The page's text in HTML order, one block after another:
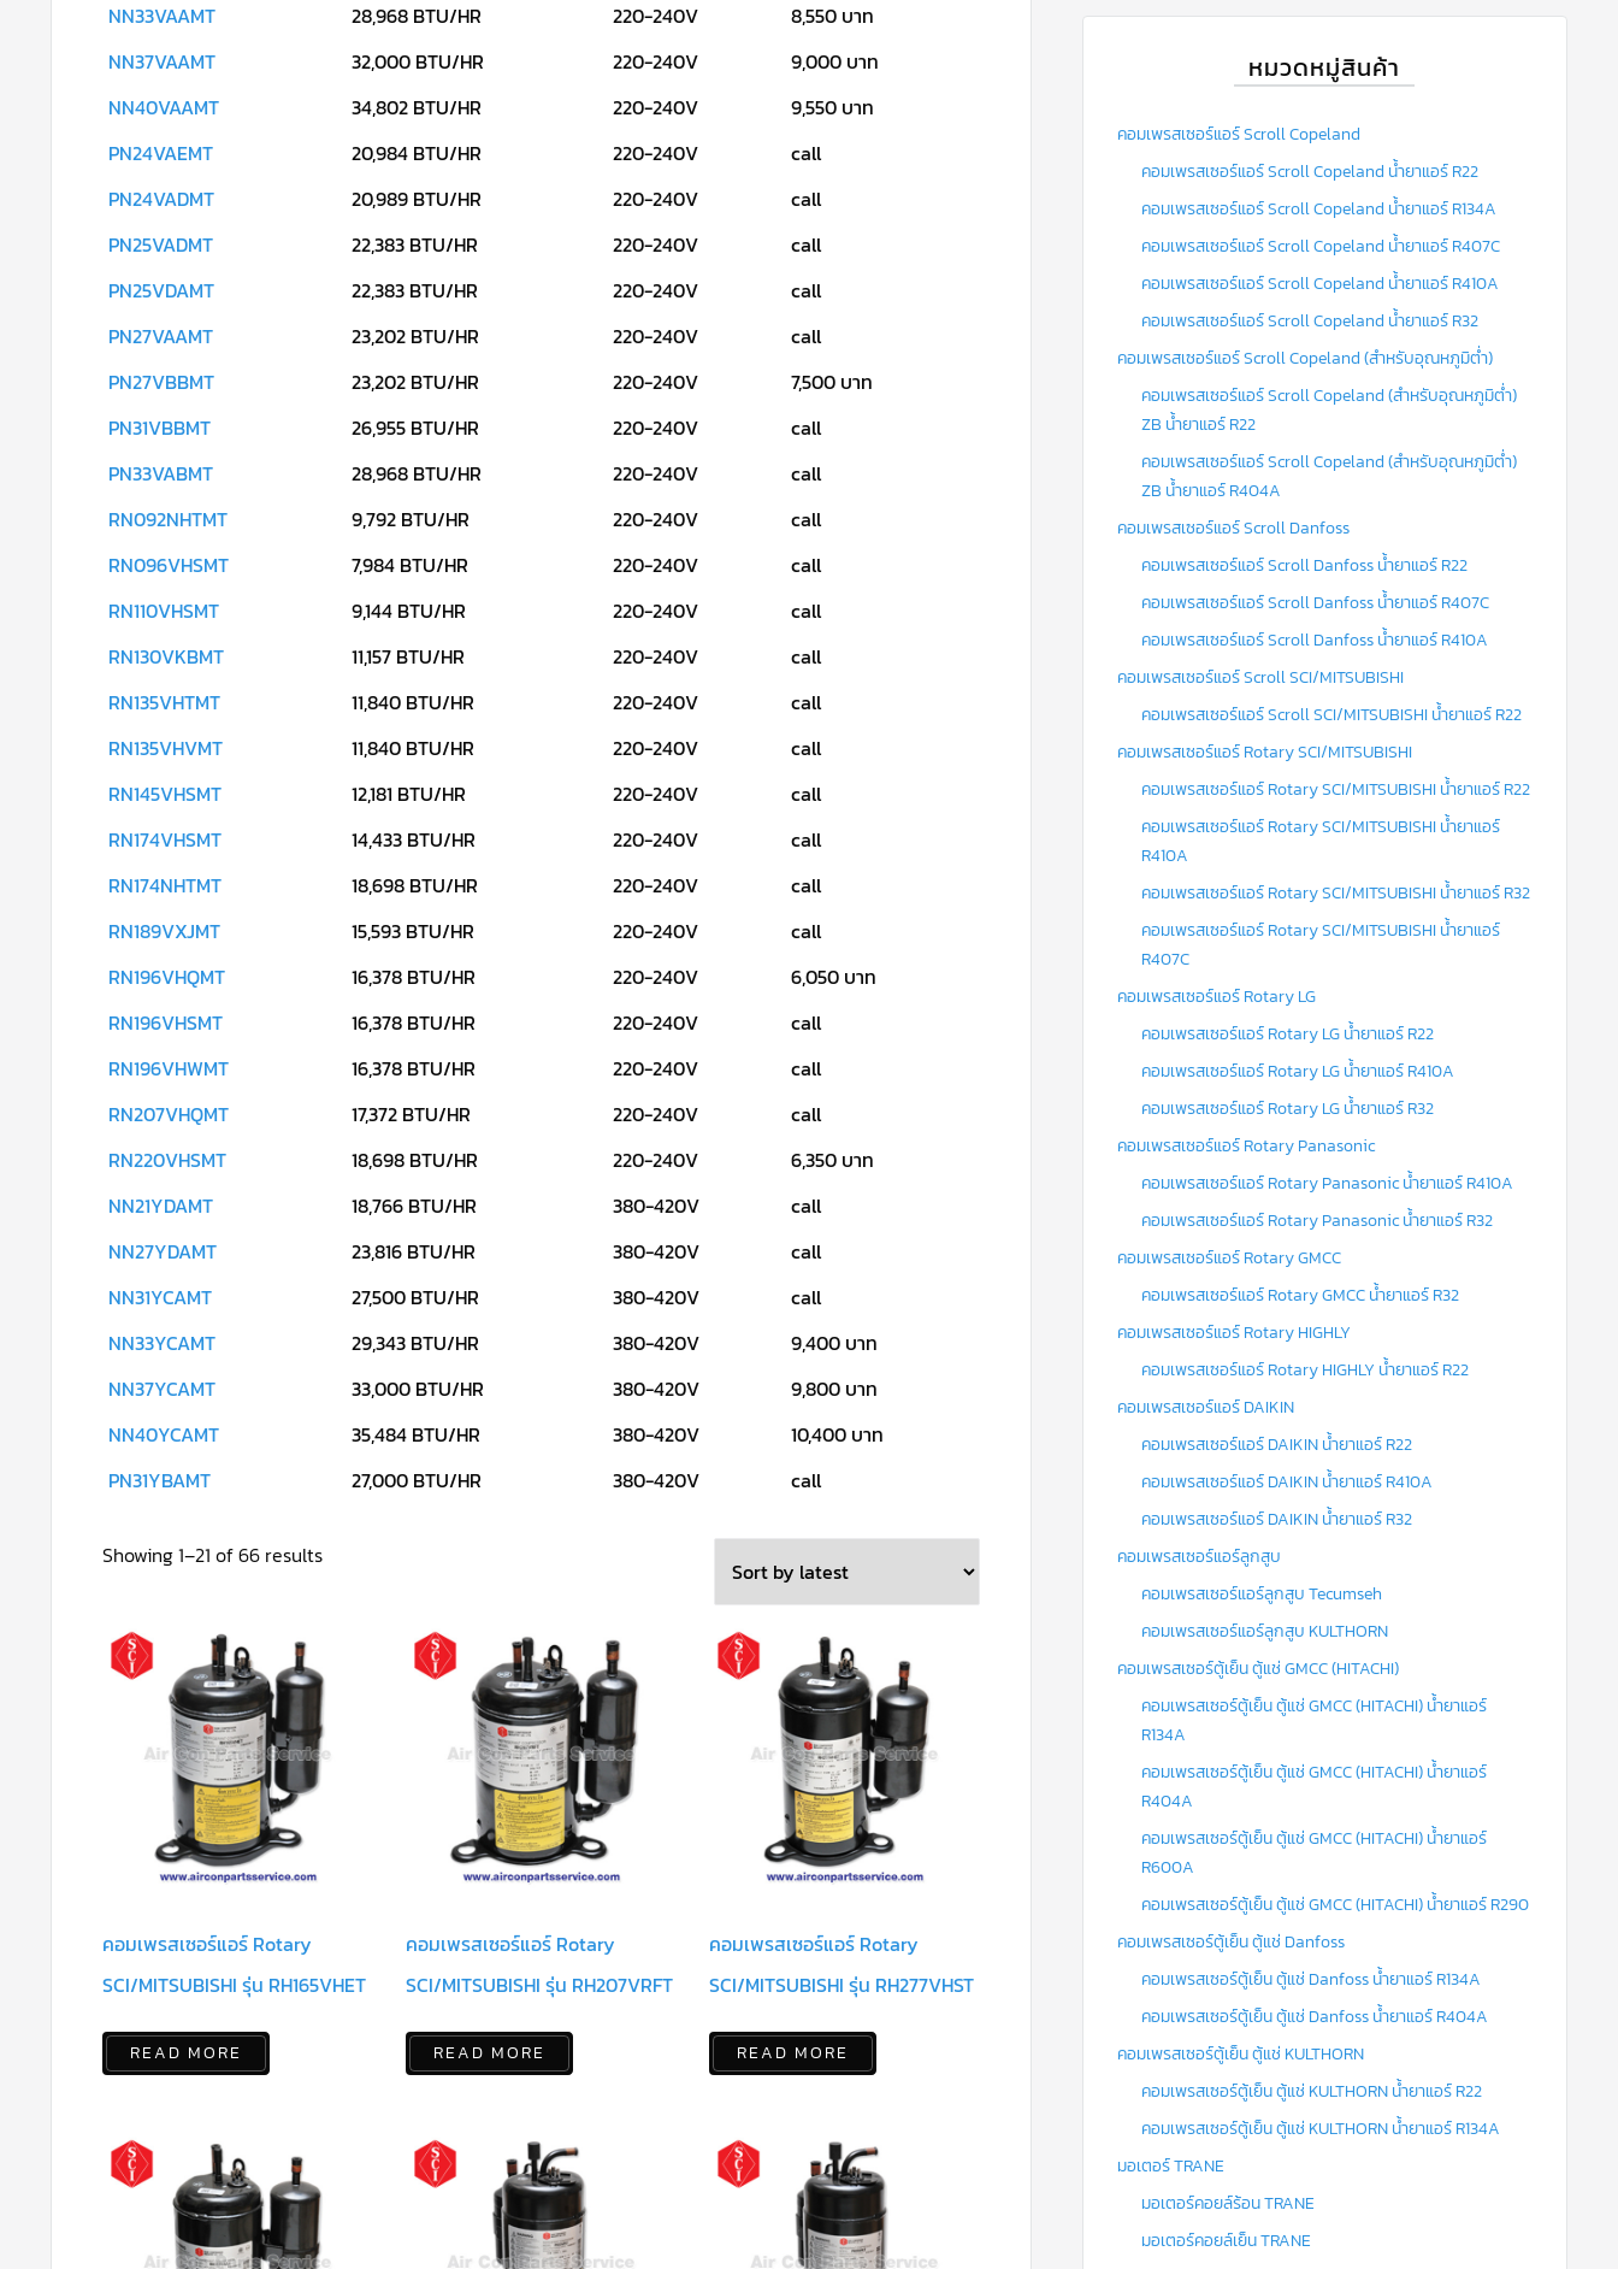
NN33VAAMT
28,968 BTU/HR 220-240V
8,550 บาท
NN37VAAMT
32,000 BTU/HR 220-240V
9,000 บาท
NN40VAAMT
34,802 BTU/HR 220-240V
9,550 บาท
PN24VAEMT
20,984 BTU/HR 220-240V
call
PN24VADMT
20,989 BTU/HR 220-240V
call
PN25VADMT
22,383 BTU/HR 220-240V
call
PN25VDAMT
22,383 BTU/HR 220-240V
call
PN27VAAMT
23,202 BTU/HR 220-240V
call
PN27VBBMT
23,202 BTU/HR 220-240V
7,500 บาท
PN31VBBMT
26,955 BTU/HR 220-240V
call
PN33VABMT
28,968 BTU/HR 220-240V
call
RN092NHTMT
9,792 BTU/HR 220-240V
call
RN096VHSMT
7,984 BTU/HR 220-240V
call
RN110VHSMT
9,144 BTU/HR 220-240V
call
RN130VKBMT
11,157 BTU/HR 220-240V
call
RN135VHTMT
11,840 BTU/HR 220-240V
call
RN135VHVMT
11,840 BTU/HR 220-240V
call
RN145VHSMT
12,181 BTU/HR 220-240V
call
RN174VHSMT
14,433 BTU/HR 220-240V
call
RN174NHTMT
18,698 BTU/HR 220-240V
call
RN189VXJMT
15,593 BTU/HR 220-240V
call
RN196VHQMT
16,378 BTU/HR 220-240V
6,050 บาท
RN196VHSMT
16,378 BTU/HR 220-240V
call
RN196VHWMT
16,378 BTU/HR 220-240V
call
RN207VHQMT
17,372 BTU/HR 220-240V
call
RN220VHSMT
18,698 BTU/HR 220-240V
6,350 บาท
NN21YDAMT
18,766 BTU/HR 380-420V
call
NN27YDAMT
23,816 BTU/HR 380-420V
call
NN31YCAMT
27,500 BTU/HR 380-420V
call
NN33YCAMT
29,343 BTU/HR 380-420V
9,400 บาท
NN37YCAMT
33,000 BTU/HR 380-420V
9,800 บาท
NN40YCAMT
35,484 BTU/HR 380-420V
10,400 บาท
PN31YBAMT
27,000 BTU/HR 380-420V call
Showing 1–21 of 66 resultsSorted
คอมเพรสเซอร์แอร์ Rotary
SCI/MITSUBISHI รุ่น RH165VHET
READ MORE
คอมเพรสเซอร์แอร์ Rotary
SCI/MITSUBISHI รุ่น RH207VRFT
READ MORE
คอมเพรสเซอร์แอร์ Rotary
SCI/MITSUBISHI รุ่น RH277VHST
READ MORE
หมวดหมู่สินค้า
คอมเพรสเซอร์แอร์ Scroll Copeland
คอมเพรสเซอร์แอร์ Scroll Copeland น้ำยาแอร์ R22
คอมเพรสเซอร์แอร์ Scroll Copeland น้ำยาแอร์ R134A
คอมเพรสเซอร์แอร์ Scroll Copeland น้ำยาแอร์ R407C
คอมเพรสเซอร์แอร์ Scroll Copeland น้ำยาแอร์ R410A
คอมเพรสเซอร์แอร์ Scroll Copeland น้ำยาแอร์ R32
คอมเพรสเซอร์แอร์ Scroll Copeland (สำหรับอุณหภูมิต่ำ)
คอมเพรสเซอร์แอร์ Scroll Copeland (สำหรับอุณหภูมิต่ำ)
ZB น้ำยาแอร์ R22
คอมเพรสเซอร์แอร์ Scroll Copeland (สำหรับอุณหภูมิต่ำ)
ZB น้ำยาแอร์ R404A
คอมเพรสเซอร์แอร์ Scroll Danfoss
คอมเพรสเซอร์แอร์ Scroll Danfoss น้ำยาแอร์ R22
คอมเพรสเซอร์แอร์ Scroll Danfoss น้ำยาแอร์ R407C
คอมเพรสเซอร์แอร์ Scroll Danfoss น้ำยาแอร์ R410A
คอมเพรสเซอร์แอร์ Scroll SCI/MITSUBISHI
คอมเพรสเซอร์แอร์ Scroll SCI/MITSUBISHI น้ำยาแอร์ R22
คอมเพรสเซอร์แอร์ Rotary SCI/MITSUBISHI
คอมเพรสเซอร์แอร์ Rotary SCI/MITSUBISHI น้ำยาแอร์ R22
คอมเพรสเซอร์แอร์ Rotary SCI/MITSUBISHI น้ำยาแอร์
R410A
คอมเพรสเซอร์แอร์ Rotary SCI/MITSUBISHI น้ำยาแอร์ R32
คอมเพรสเซอร์แอร์ Rotary SCI/MITSUBISHI น้ำยาแอร์
R407C
คอมเพรสเซอร์แอร์ Rotary LG
คอมเพรสเซอร์แอร์ Rotary LG น้ำยาแอร์ R22
คอมเพรสเซอร์แอร์ Rotary LG น้ำยาแอร์ R410A
คอมเพรสเซอร์แอร์ Rotary LG น้ำยาแอร์ R32
คอมเพรสเซอร์แอร์ Rotary Panasonic
คอมเพรสเซอร์แอร์ Rotary Panasonic น้ำยาแอร์ R410A
คอมเพรสเซอร์แอร์ Rotary Panasonic น้ำยาแอร์ R32
คอมเพรสเซอร์แอร์ Rotary GMCC
คอมเพรสเซอร์แอร์ Rotary GMCC น้ำยาแอร์ R32
คอมเพรสเซอร์แอร์ Rotary HIGHLY
คอมเพรสเซอร์แอร์ Rotary HIGHLY น้ำยาแอร์ R22
คอมเพรสเซอร์แอร์ DAIKIN
คอมเพรสเซอร์แอร์ DAIKIN น้ำยาแอร์ R22
คอมเพรสเซอร์แอร์ DAIKIN น้ำยาแอร์ R410A
คอมเพรสเซอร์แอร์ DAIKIN น้ำยาแอร์ R32
คอมเพรสเซอร์แอร์ลูกสูบ
คอมเพรสเซอร์แอร์ลูกสูบ Tecumseh
คอมเพรสเซอร์แอร์ลูกสูบ KULTHORN
คอมเพรสเซอร์ตู้เย็น ตู้แช่ GMCC (HITACHI)
คอมเพรสเซอร์ตู้เย็น ตู้แช่ GMCC (HITACHI) น้ำยาแอร์
R134A
คอมเพรสเซอร์ตู้เย็น ตู้แช่ GMCC (HITACHI) น้ำยาแอร์
R404A
คอมเพรสเซอร์ตู้เย็น ตู้แช่ GMCC (HITACHI) น้ำยาแอร์
R600A
คอมเพรสเซอร์ตู้เย็น ตู้แช่ GMCC (HITACHI) น้ำยาแอร์ R290
คอมเพรสเซอร์ตู้เย็น ตู้แช่ Danfoss
คอมเพรสเซอร์ตู้เย็น ตู้แช่ Danfoss น้ำยาแอร์ R134A
คอมเพรสเซอร์ตู้เย็น ตู้แช่ Danfoss น้ำยาแอร์ R404A
คอมเพรสเซอร์ตู้เย็น ตู้แช่ KULTHORN
คอมเพรสเซอร์ตู้เย็น ตู้แช่ KULTHORN น้ำยาแอร์ R22
คอมเพรสเซอร์ตู้เย็น ตู้แช่ KULTHORN น้ำยาแอร์ R134A
มอเตอร์ TRANE
มอเตอร์คอยล์ร้อน TRANE
มอเตอร์คอยล์เย็น TRANE